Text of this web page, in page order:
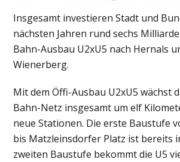
Insgesamt investieren Stadt und
nächsten Jahren rund sechs
Bahn-Ausbau U2xU5 nach Hernals
Wienerberg.
Mit dem Öffi-Ausbau U2xU5 wächst
Bahn-Netz insgesamt um elf
neue Stationen. Die erste Baustufe
bis Matzleinsdorfer Platz ist bereits
zweiten Baustufe bekommt die U5